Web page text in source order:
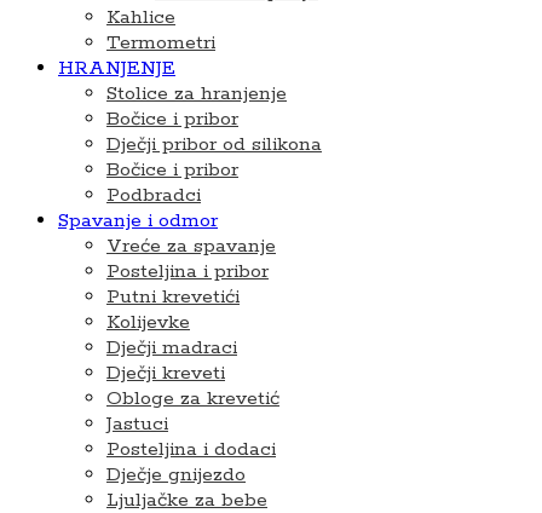
Kahlice
Termometri
HRANJENJE
Stolice za hranjenje
Bočice i pribor
Dječji pribor od silikona
Bočice i pribor
Podbradci
Spavanje i odmor
Vreće za spavanje
Posteljina i pribor
Putni krevetići
Kolijevke
Dječji madraci
Dječji kreveti
Obloge za krevetić
Jastuci
Posteljina i dodaci
Dječje gnijezdo
Ljuljačke za bebe